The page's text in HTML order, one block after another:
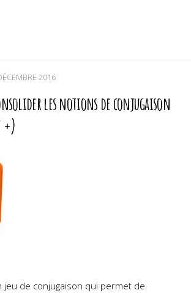
2016
les notions de conjugaison
+)
jeu de conjugaison qui permet de